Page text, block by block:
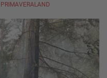
PRIMAVERALAND